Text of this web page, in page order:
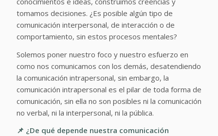
tomamos decisiones. ¿Es posible algún tipo de
comunicación interpersonal, de interacción o de
comportamiento, sin estos procesos mentales?
Solemos poner nuestro foco y nuestro esfuerzo en
como nos comunicamos con los demás, desatendiendo
la comunicación intrapersonal, sin embargo, la
comunicación intrapersonal es el pilar de toda forma de
comunicación, sin ella no son posibles ni la comunicación
no verbal, ni la interpersonal, ni la pública.
📌 ¿De qué depende nuestra comunicación